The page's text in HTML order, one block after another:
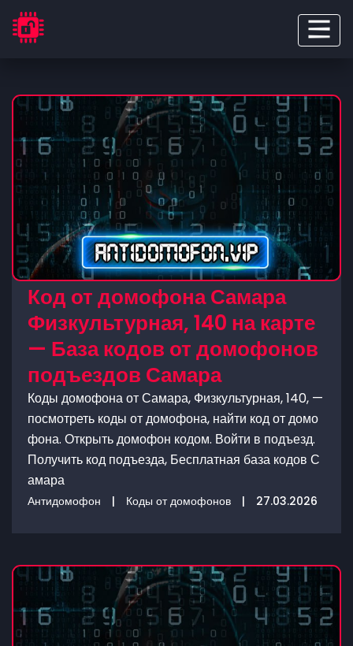
Код от домофона Самара
Физкультурная, 140 на карте
— База кодов от домофонов
подъездов Самара
Коды домофона от Самара, Физкультурная, 140, —
посмотреть коды от домофона, найти код от домо
фона. Открыть домофон кодом. Войти в подъезд.
Получить код подъезда, Бесплатная база кодов С
амара
Антидомофон | Коды от домофонов | 27.03.2026